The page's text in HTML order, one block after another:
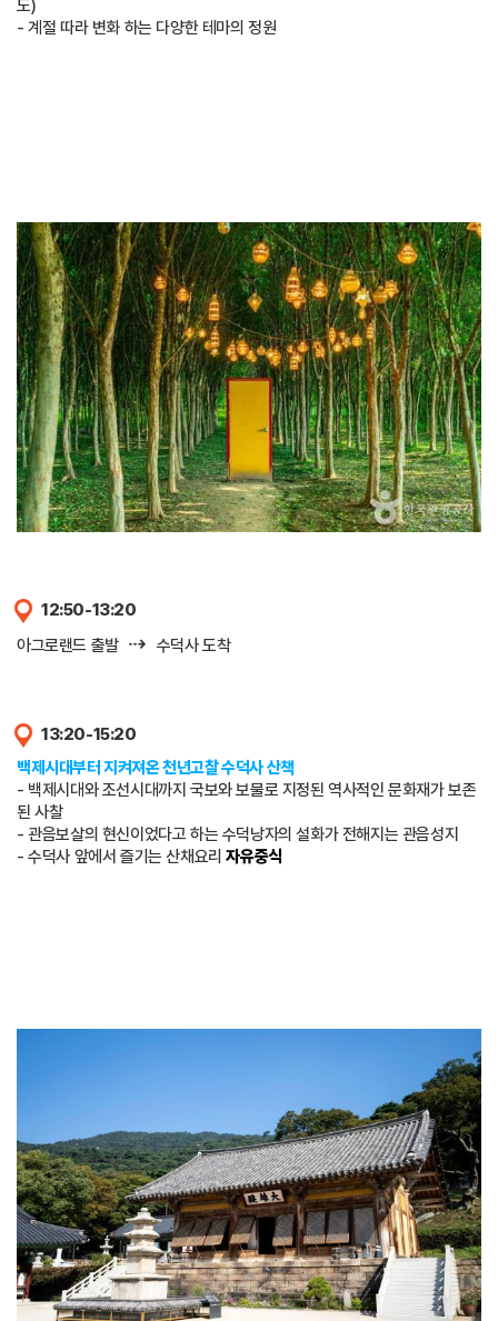
도)
- 계절 따라 변화 하는 다양한 테마의 정원
12:50-13:20
아그로랜드 출발 ⇢ 수덕사 도착
13:20-15:20
백제시대부터 지켜져온 천년고찰 수덕사 산책
- 백제시대와 조선시대까지 국보와 보물로 지정된 역사적인 문화재가 보존
된 사찰
- 관음보살의 현신이었다고 하는 수덕낭자의 설화가 전해지는 관음성지
- 수덕사 앞에서 즐기는 산채요리자유중식